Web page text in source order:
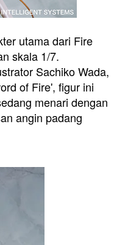
utama dari Fire
skala 1/7.
Sachiko Wada,
of Fire', figur ini
menari dengan
angin padang